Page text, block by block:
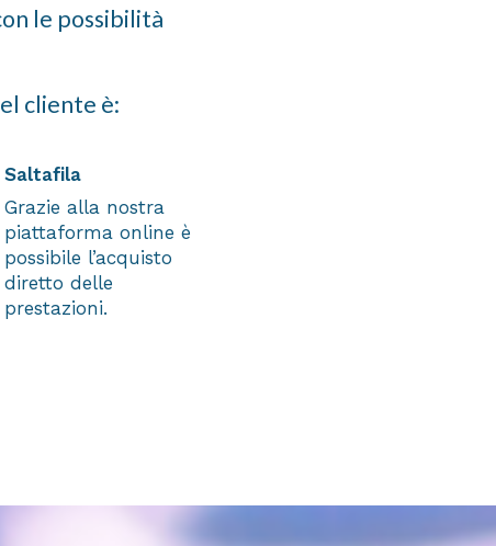
le possibilità
cliente è:
Saltafila
Grazie alla nostra
piattaforma online è
possibile l’acquisto
diretto delle
prestazioni.